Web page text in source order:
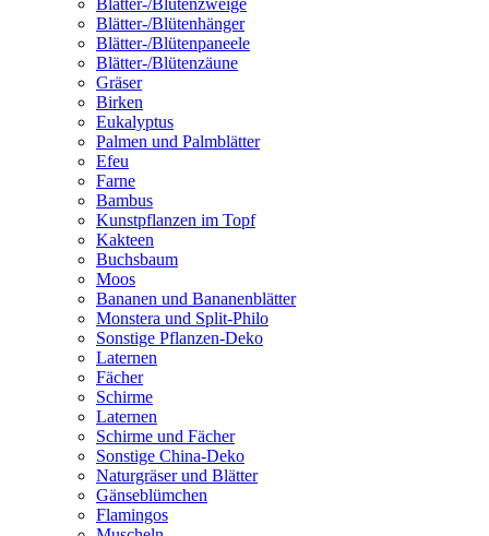
Blätter-/Blütenhänger
Blätter-/Blütenpaneele
Blätter-/Blütenzäune
Gräser
Birken
Eukalyptus
Palmen und Palmblätter
Efeu
Farne
Bambus
Kunstpflanzen im Topf
Kakteen
Buchsbaum
Moos
Bananen und Bananenblätter
Monstera und Split-Philo
Sonstige Pflanzen-Deko
Laternen
Fächer
Schirme
Laternen
Schirme und Fächer
Sonstige China-Deko
Naturgräser und Blätter
Gänseblümchen
Flamingos